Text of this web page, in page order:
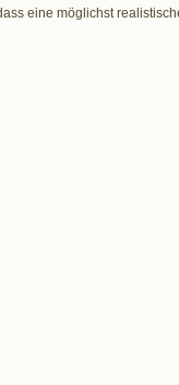
eine möglichst